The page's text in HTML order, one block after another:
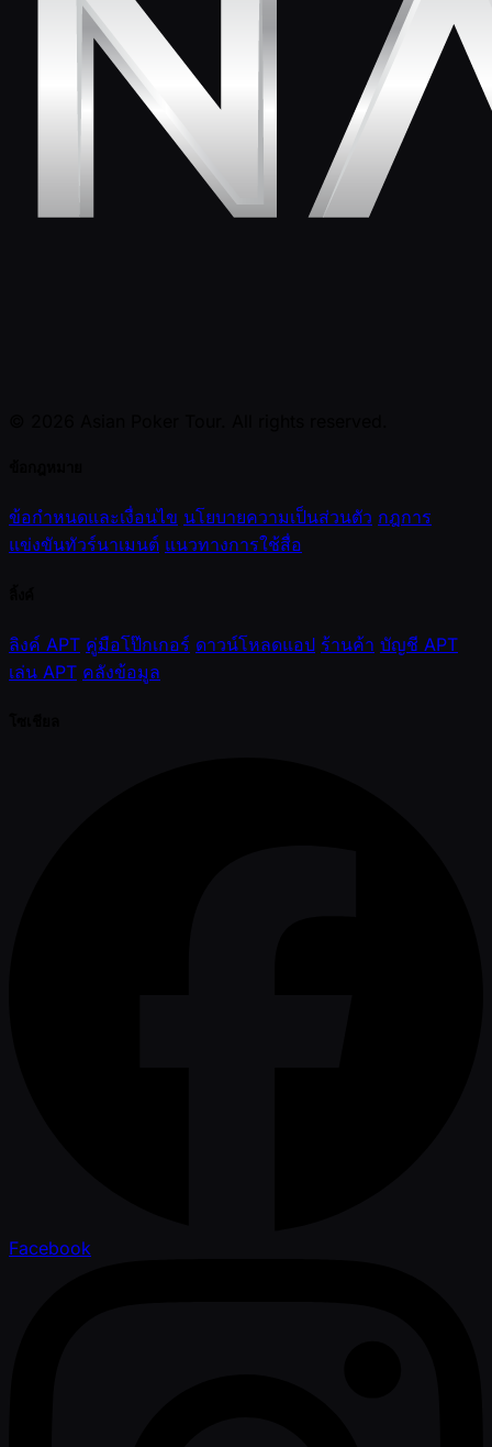
ข้อกำหนดและเงื่อนไข นโยบายความเป็นส่วนตัว กฎการ
แข่งขันทัวร์นาเมนต์ แนวทางการใช้สื่อ
ลิงค์ APT คู่มือโป๊กเกอร์ ดาวน์โหลดแอป ร้านค้า บัญชี APT
เล่น APT คลังข้อมูล
Facebook